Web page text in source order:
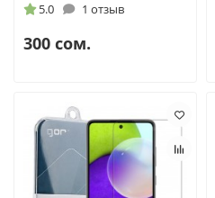
5.0 1 отзыв
300 сом.